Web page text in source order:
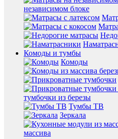
независимом блоке
Комоды и тумбы
Комоды
тумбочки из березы
Тумбы ТВ
Зеркала
массива